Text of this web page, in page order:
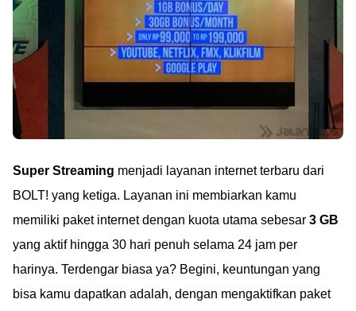
Super Streaming menjadi layanan internet terbaru dari
BOLT! yang ketiga. Layanan ini membiarkan kamu
memiliki paket internet dengan kuota utama sebesar 3 GB
yang aktif hingga 30 hari penuh selama 24 jam per
harinya. Terdengar biasa ya? Begini, keuntungan yang
bisa kamu dapatkan adalah, dengan mengaktifkan paket